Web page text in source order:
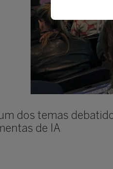
dos temas
de IA